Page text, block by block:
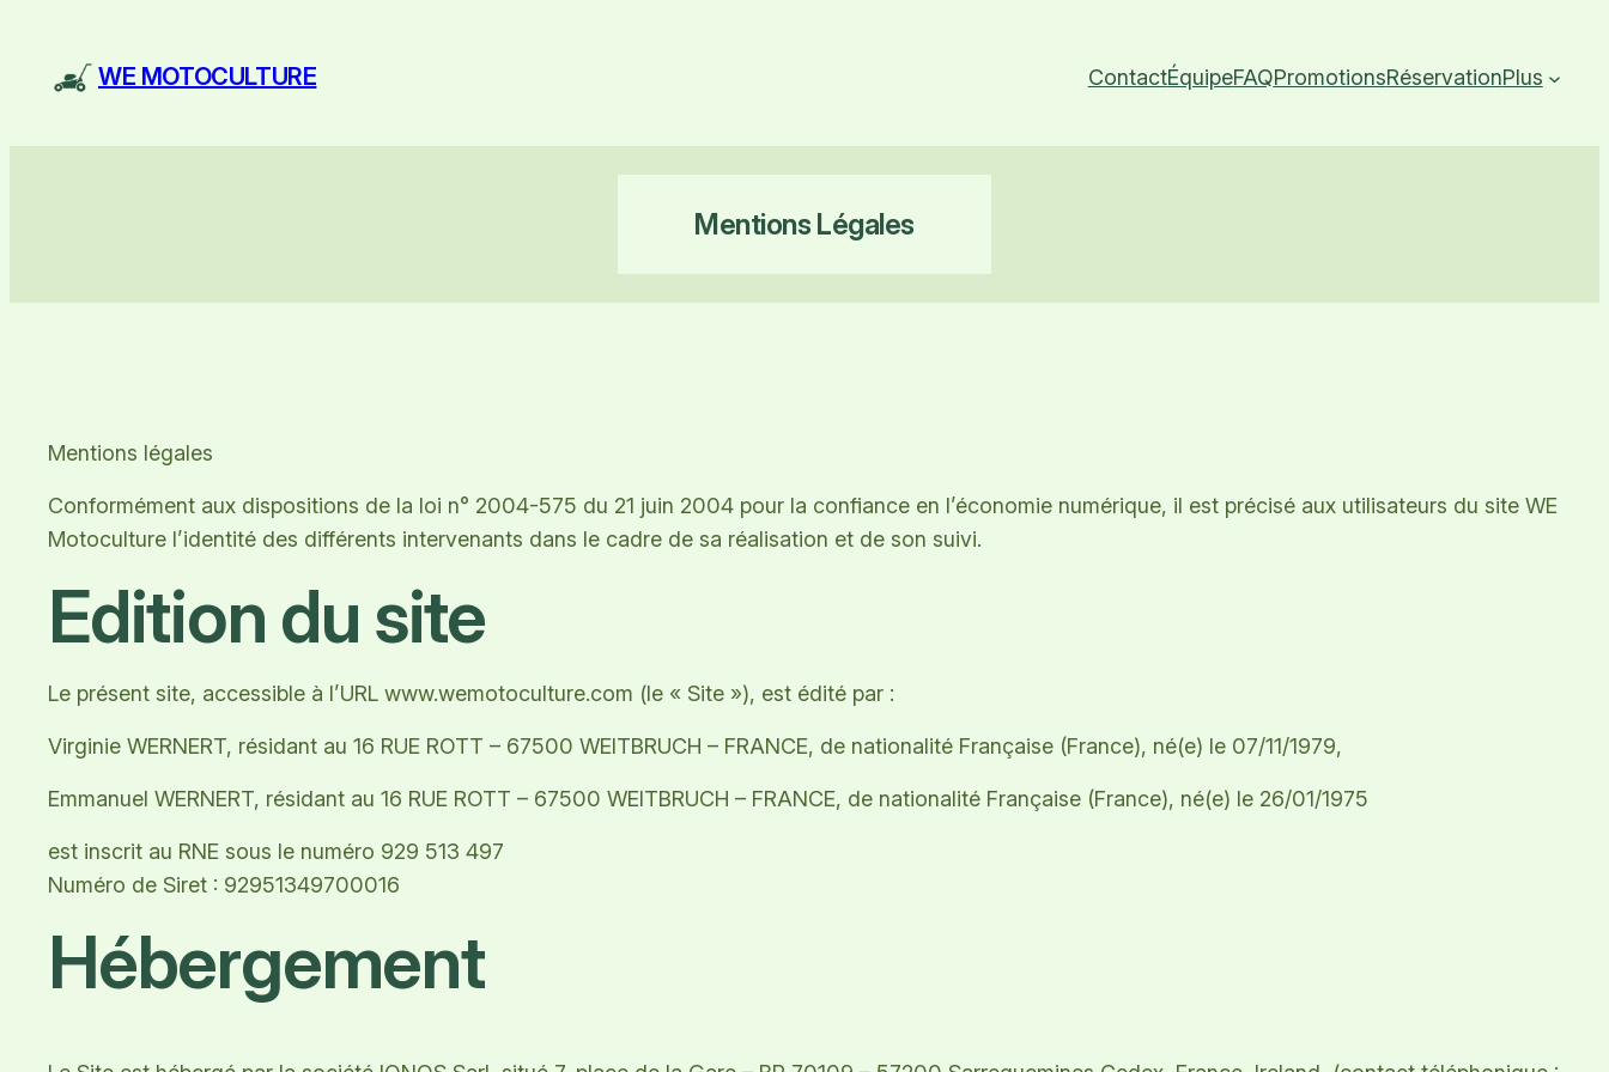
contenu
WE MOTOCULTURE ContactÉquipeFAQPromotionsRéservationPlus
Mentions Légales
Mentions légales
Conformément aux dispositions de la loi n° 2004-575 du 21 juin 2004 pour la confiance en l’économie numérique, il est précisé aux utilisateurs du site WE
Motoculture l’identité des différents intervenants dans le cadre de sa réalisation et de son suivi.
Edition du site
Le présent site, accessible à l’URL www.wemotoculture.com (le « Site »), est édité par :
Virginie WERNERT, résidant au 16 RUE ROTT – 67500 WEITBRUCH – FRANCE, de nationalité Française (France), né(e) le 07/11/1979,
Emmanuel WERNERT, résidant au 16 RUE ROTT – 67500 WEITBRUCH – FRANCE, de nationalité Française (France), né(e) le 26/01/1975
est inscrit au RNE sous le numéro 929 513 497
Numéro de Siret : 92951349700016
Hébergement